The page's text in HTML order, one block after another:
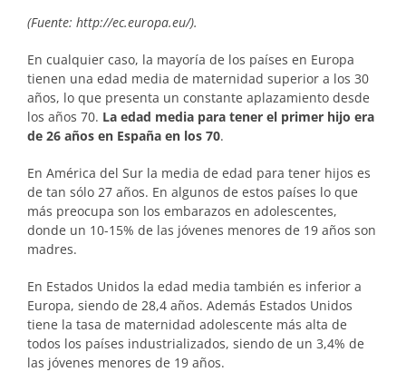
(Fuente: http://ec.europa.eu/).
En cualquier caso, la mayoría de los países en Europa
tienen una edad media de maternidad superior a los 30
años, lo que presenta un constante aplazamiento desde
los años 70. La edad media para tener el primer hijo era
de 26 años en España en los 70.
En América del Sur la media de edad para tener hijos es
de tan sólo 27 años. En algunos de estos países lo que
más preocupa son los embarazos en adolescentes,
donde un 10-15% de las jóvenes menores de 19 años son
madres.
En Estados Unidos la edad media también es inferior a
Europa, siendo de 28,4 años. Además Estados Unidos
tiene la tasa de maternidad adolescente más alta de
todos los países industrializados, siendo de un 3,4% de
las jóvenes menores de 19 años.